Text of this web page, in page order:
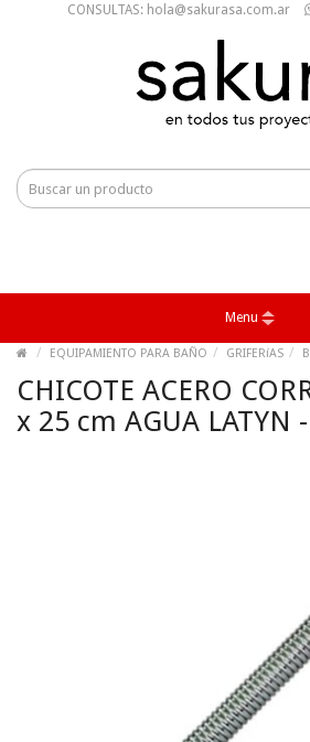
CONSULTAS: hola@sakurasa.com.ar
Menu
EQUIPAMIENTO PARA BAÑO GRIFERíAS
CHICOTE ACERO
x 25 cm AGUA LATYN